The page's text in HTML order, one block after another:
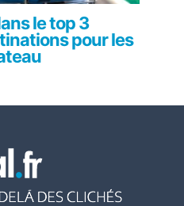
le top 3
pour les